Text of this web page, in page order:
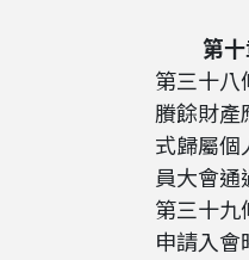
第
第三十
賸餘財產
式歸屬個
員大會通
第三十
申請入會